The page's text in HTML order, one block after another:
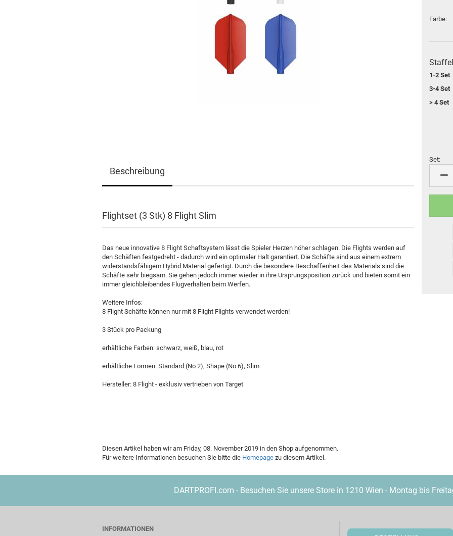
Cosmo Darts Schäfte
Novomatic
MD 350
Merkur
Weitere Marken
Poster
Farbe:
1-2 Set
3-4 Set
> 4 Set
Set:
Beschreibung
Flightset (3 Stk) 8 Flight Slim
Das neue innovative 8 Flight Schaftsystem lässt die Spieler Herzen höher schlagen. Die Flights werden auf
den Schäften festgedreht - dadurch wird ein optimaler Halt garantiert. Die Schäfte sind aus einem extrem
widerstandsfähigem Hybrid Material gefertigt. Durch die besondere Beschaffenheit des Materials sind die
Schäfte sehr biegsam. Sie gehen jedoch immer wieder in ihre Ursprungsposition zurück und bieten somit ein
immer gleichbleibendes Flugverhalten beim Werfen.
Weitere Infos:
8 Flight Schäfte können nur mit 8 Flight Flights verwendet werden!
3 Stück pro Packung
erhältliche Farben: schwarz, weiß, blau, rot
erhältliche Formen: Standard (No 2), Shape (No 6), Slim
Hersteller: 8 Flight - exklusiv vertrieben von Target
Diesen Artikel haben wir am Friday, 08. November 2019 in den Shop aufgenommen.
Für weitere Informationen besuchen Sie bitte die Homepage zu diesem Artikel.
DARTPROFI.com - Besuchen Sie unsere Store in 1210 Wien - Montag bis
INFORMATIONEN